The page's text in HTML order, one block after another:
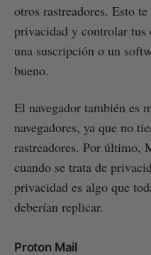
otros rastreadores. Esto
privacidad y controlar tus
una suscripción o un
bueno.
El navegador también es
navegadores, ya que no
rastreadores. Por último,
cuando se trata de
privacidad es algo que
deberían replicar.
Proton Mail